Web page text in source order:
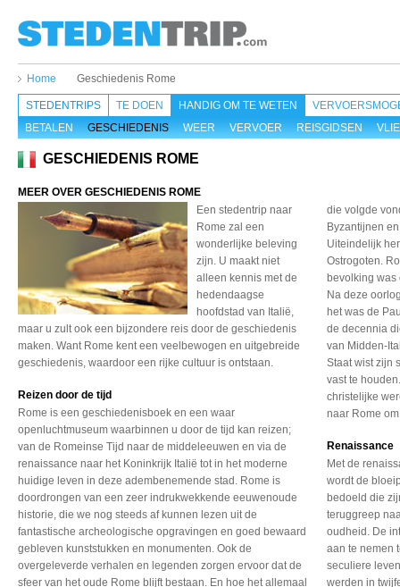
Home Geschiedenis Rome
STEDENTRIPS TE DOEN
HANDIG OM TE WETEN
BETALEN
GESCHIEDENIS WEER VERVOER REISGIDSEN
GESCHIEDENIS ROME
MEER OVER GESCHIEDENIS ROME
Een stedentrip naar
Rome zal een
wonderlijke beleving
zijn. U maakt niet
alleen kennis met de
hedendaagse
hoofdstad van Italië,
maar u zult ook een bijzondere reis door de geschiedenis
maken. Want Rome kent een veelbewogen en uitgebreide
geschiedenis, waardoor een rijke cultuur is ontstaan.
Reizen door de tijd
Rome is een geschiedenisboek en een waar
openluchtmuseum waarbinnen u door de tijd kan reizen;
van de Romeinse Tijd naar de middeleeuwen en via de
renaissance naar het Koninkrijk Italië tot in het moderne
huidige leven in deze adembenemende stad. Rome is
doordrongen van een zeer indrukwekkende eeuwenoude
historie, die we nog steeds af kunnen lezen uit de
fantastische archeologische opgravingen en goed bewaard
gebleven kunststukken en monumenten. Ook de
overgeleverde verhalen en legenden zorgen ervoor dat de
sfeer van het oude Rome blijft bestaan. En hoe het allemaal
die volgde
Byzantijnen
Uiteindelijk
Ostrogoten.
bevolking was
Na deze
het was de
de decennia
van Midden-
Staat wist zijn
vast te
christelijke
naar Rome
Renaissance
Met de
wordt de
bedoeld die
teruggreep
oudheid. De
aan te nemen
seculiere
werden in